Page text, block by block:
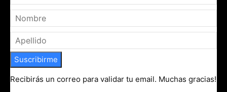
Suscribirme
Recibirás un correo para validar tu email. Muchas gracias!